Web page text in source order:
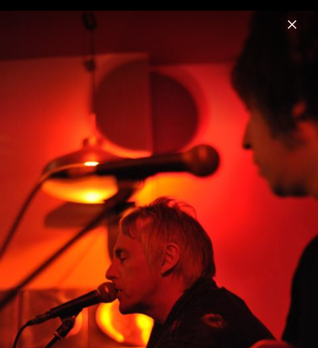
Menu
Paul Weller
Home News Biografie
Pressefoto (2024)
Pressebilder 2020